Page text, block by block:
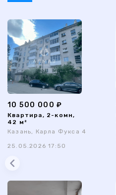
10 500 000 ₽
Квартира, 2-комн,
42 м²
Казань, Карла Фукса 4
25.05.2026 17:50